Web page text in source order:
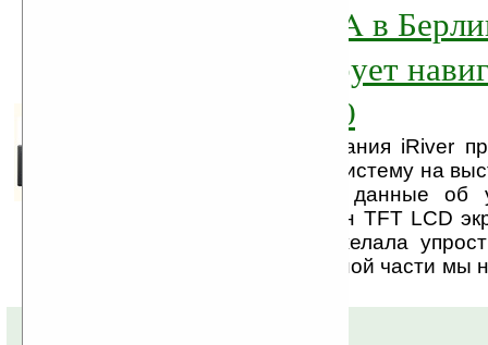
На выставке IFA в
продемонстрирует
медиаплеер P20
На этой неделе компания iRiver
навигационную GPS систему на
Берлине. Некоторые данные об
известны. M3 оснащён TFT LCD
3.5 дюйма. iRiver пожелала
поэтому на фронтальной части мы